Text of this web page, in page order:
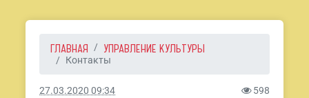
ГЛАВНАЯ УПРАВЛЕНИЕ КУЛЬТУРЫ
Контакты
27.03.2020 09:34 598